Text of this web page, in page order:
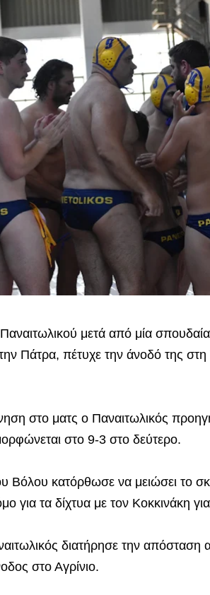
μετά από μία
Πάτρα, πέτυχε την άνοδό της
στο ματς ο Παναιτωλικός
στο 9-3 στο δεύτερο.
Βόλου κατόρθωσε να μειώσει το
για τα δίχτυα με τον Κοκκινάκη
διατήρησε την απόσταση
στο Αγρίνιο.